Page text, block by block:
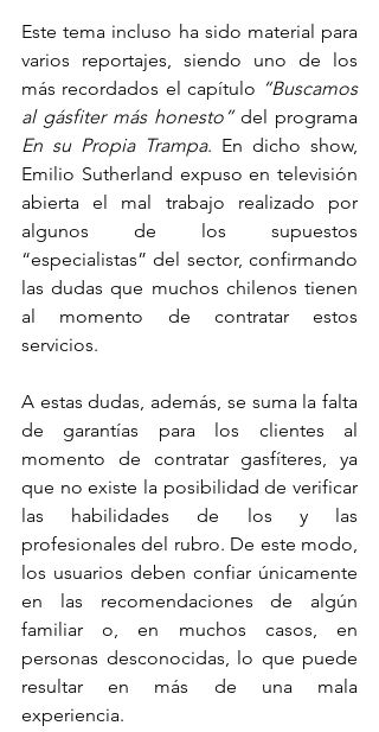
Este tema incluso ha sido material para
varios reportajes, siendo uno de los
más recordados el capítulo “Buscamos
al gásfiter más honesto”
En su Propia Trampa. En dicho show,
Emilio Sutherland expuso en televisión
abierta el mal trabajo realizado por
algunos de los supuestos
“especialistas” del sector, confirmando
las dudas que muchos chilenos tienen
al momento de contratar estos
servicios.
A estas dudas, además, se suma la falta
de garantías para los clientes al
momento de contratar gasfíteres, ya
que no existe la posibilidad de verificar
las habilidades de los y las
profesionales del rubro. De este modo,
los usuarios deben confiar únicamente
en las recomendaciones de algún
familiar o, en muchos casos, en
personas desconocidas, lo que puede
resultar en más de una mala
experiencia.